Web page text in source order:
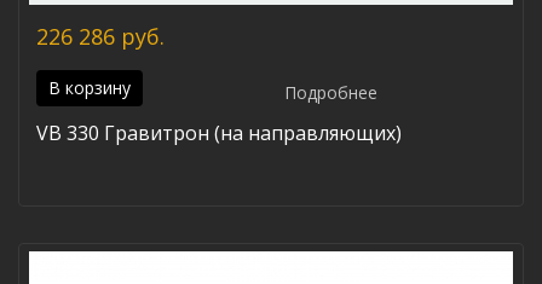
226 286 руб.
В корзину Подробнее
VB 330 Гравитрон (на направляющих)